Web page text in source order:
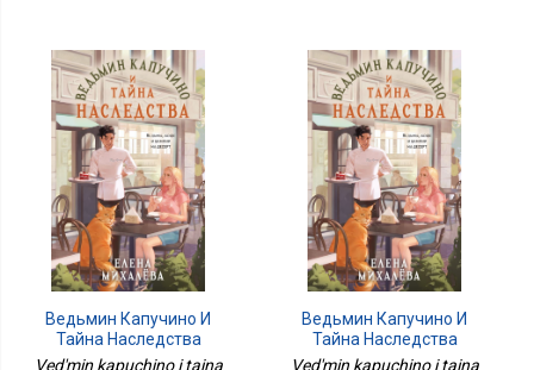
Ведьмин Капучино И
Тайна Наследства
Ved'min kapuchino i taina
Ведьмин Капучино И
Тайна Наследства
Ved'min kapuchino i taina